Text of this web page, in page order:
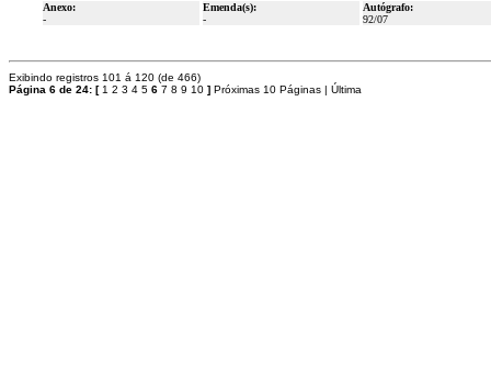
Anexo:
-
Emenda(s):
-
Autógrafo:
92/07
Exibindo registros 101 á 120 (de 466)
Página 6 de 24: [ 1 2 3 4 5 6 7 8 9 10 ] Próximas 10 Páginas | Última